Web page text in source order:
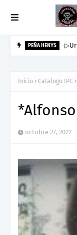
PEÑA HENYS
Inicio Catalogo IPC
octubre 27, 2022